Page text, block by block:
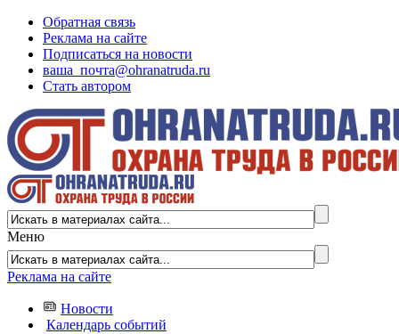
Обратная связь
Реклама на сайте
Подписаться на новости
ваша_почта@ohranatruda.ru
Стать автором
Меню
Реклама на сайте
Новости
Календарь событий